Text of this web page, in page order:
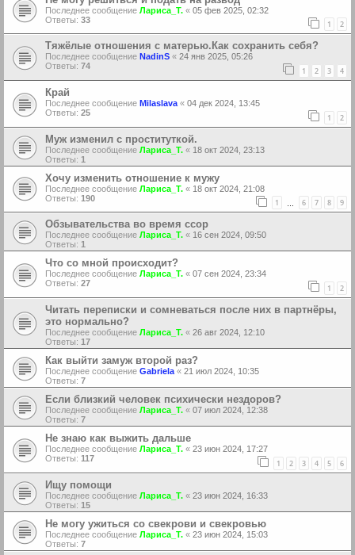
Последнее сообщение Лариса_Т. « 05 фев 2025, 02:32
Ответы: 33 1 2
Тяжёлые отношения с матерью.Как сохранить себя?
Последнее сообщение NadinS « 24 янв 2025, 05:26
Ответы: 74 1 2 3 4
Край
Последнее сообщение Milaslava « 04 дек 2024, 13:45
Ответы: 25 1 2
Муж изменил с проституткой.
Последнее сообщение Лариса_Т. « 18 окт 2024, 23:13
Ответы: 1
Хочу изменить отношение к мужу
Последнее сообщение Лариса_Т. « 18 окт 2024, 21:08
Ответы: 190 1 6 7 8 9
Обзывательства во время ссор
Последнее сообщение Лариса_Т. « 16 сен 2024, 09:50
Ответы: 1
Что со мной происходит?
Последнее сообщение Лариса_Т. « 07 сен 2024, 23:34
Ответы: 27 1 2
Читать переписки и сомневаться после них в партнёры,
это нормально?
Последнее сообщение Лариса_Т. « 26 авг 2024, 12:10
Ответы: 17
Как выйти замуж второй раз?
Последнее сообщение Gabriela « 21 июл 2024, 10:35
Ответы: 7
Если близкий человек психически нездоров?
Последнее сообщение Лариса_Т. « 07 июл 2024, 12:38
Ответы: 7
Не знаю как выжить дальше
Последнее сообщение Лариса_Т. « 23 июн 2024, 17:27
Ответы: 117 1 2 3 4 5 6
Ищу помощи
Последнее сообщение Лариса_Т. « 23 июн 2024, 16:33
Ответы: 15
Не могу ужиться со свекрови и свекровью
Последнее сообщение Лариса_Т. « 23 июн 2024, 15:03
Ответы: 7